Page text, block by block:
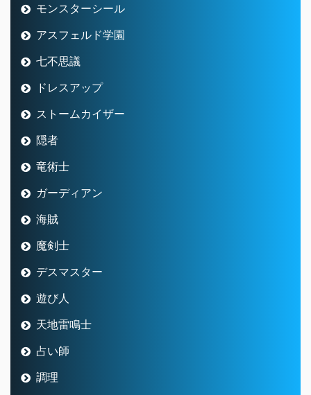
モンスターシール
アスフェルド学園
七不思議
ドレスアップ
ストームカイザー
隠者
竜術士
ガーディアン
海賊
魔剣士
デスマスター
遊び人
天地雷鳴士
占い師
調理